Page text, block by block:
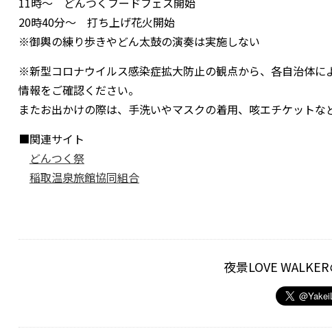
20時40分～ 打ち上げ花火開始
※御輿の練り歩きやどん太鼓の演奏は実施しない
※新型コロナウイルス感染症拡大防止の観点から、各自治体
情報をご確認ください。
またお出かけの際は、手洗いやマスクの着用、咳エチケット
■関連サイト
どんつく祭
稲取温泉旅館協同組合
夜景LOVE